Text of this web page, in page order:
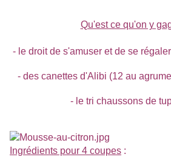
Qu'est ce qu'on y
- le droit de s'amuser et de se
- des canettes d'Alibi (12 au
- le tri chaussons de
Ingrédients pour 4 coupes :